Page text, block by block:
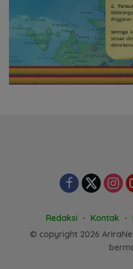
Redaksi Kontak
© copyright 2026